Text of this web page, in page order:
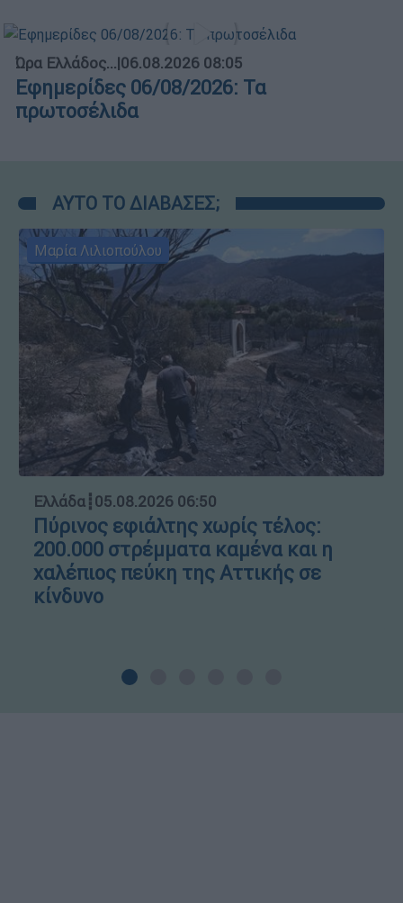
Ώρα Ελλάδος...|06.08.2026 08:05
Εφημερίδες 06/08/2026: Τα
πρωτοσέλιδα
ΑΥΤΟ ΤΟ ΔΙΑΒΑΣΕΣ;
Μαρία Λιλιοπούλου
Ελλάδα┋05.08.2026 06:50
Πύρινος εφιάλτης χωρίς τέλος:
200.000 στρέμματα καμένα και η
χαλέπιος πεύκη της Αττικής σε
κίνδυνο